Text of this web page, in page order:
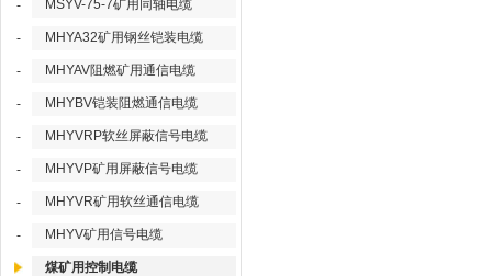
- MSYV-75-7矿用同轴电缆
- MHYA32矿用钢丝铠装电缆
- MHYAV阻燃矿用通信电缆
- MHYBV铠装阻燃通信电缆
- MHYVRP软丝屏蔽信号电缆
- MHYVP矿用屏蔽信号电缆
- MHYVR矿用软丝通信电缆
- MHYV矿用信号电缆
煤矿用控制电缆